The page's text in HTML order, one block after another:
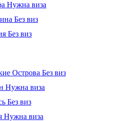
Нужна виза
Без виз
Без виз
Острова Без виз
Нужна виза
Без виз
Нужна виза